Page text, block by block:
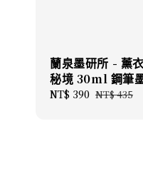
蘭泉墨研所 - 薰
秘境 30ml 鋼筆
Sale
NT$ 390 Regular
NT$ 435